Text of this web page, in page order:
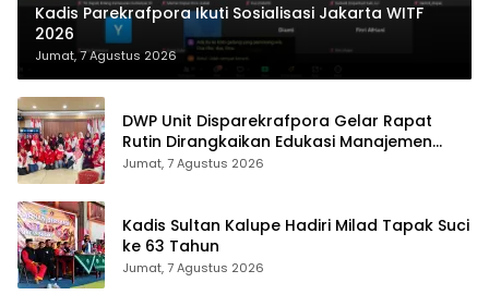
Kadis Parekrafpora Ikuti Sosialisasi Jakarta WITF
2026
Jumat, 7 Agustus 2026
DWP Unit Disparekrafpora Gelar Rapat
Rutin Dirangkaikan Edukasi Manajemen
Stres
Jumat, 7 Agustus 2026
Kadis Sultan Kalupe Hadiri Milad Tapak Suci
ke 63 Tahun
Jumat, 7 Agustus 2026